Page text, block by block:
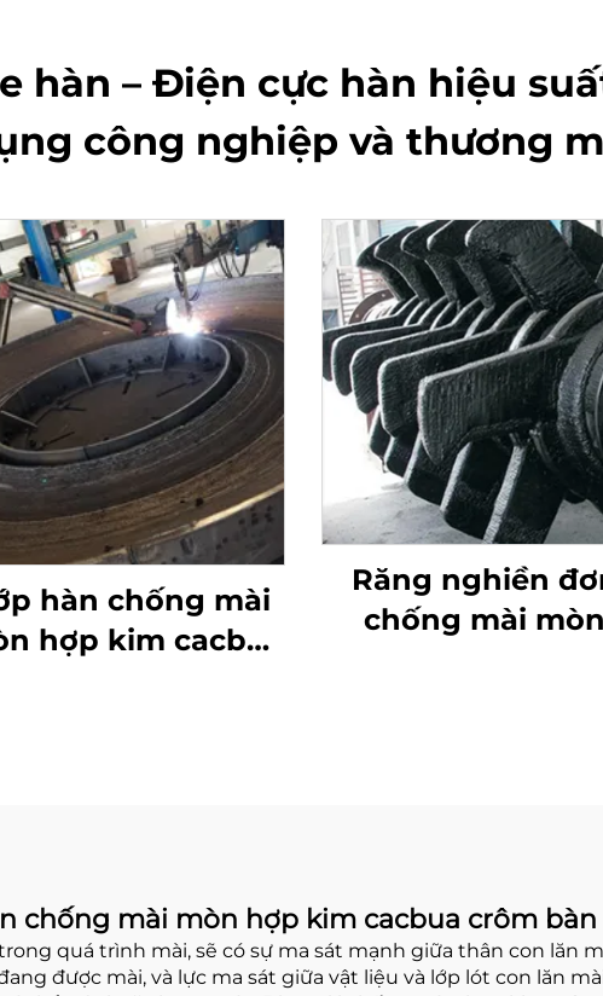
hàn – Điện cực hàn hiệu
công nghiệp và thương
hàn chống mài
hợp kim cacbua
Răng nghiền
chống mài mòn
chống mài mòn hợp kim cacbua crôm
quá trình mài, sẽ có sự ma sát mạnh giữa thân con lăn
được mài, và lực ma sát giữa vật liệu và lớp lót con lăn